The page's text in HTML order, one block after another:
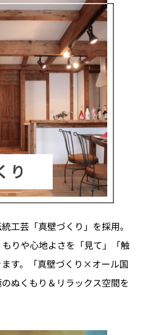
工芸「真壁づくり」を採用。
りや心地よさを「見て」「触
す。「真壁づくり×オール国
ぬくもり＆リラックス空間を